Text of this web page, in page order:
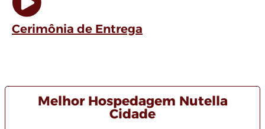
Cerimônia de Entrega
Melhor Hospedagem Nutella
Cidade